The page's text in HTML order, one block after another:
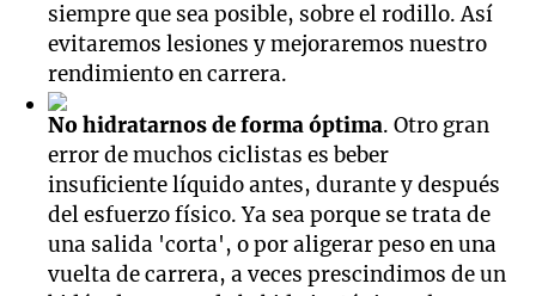
siempre que sea posible, sobre el rodillo. Así
evitaremos lesiones y mejoraremos nuestro
rendimiento en carrera.
No hidratarnos de forma óptima. Otro gran
error de muchos ciclistas es beber
insuficiente líquido antes, durante y después
del esfuerzo físico. Ya sea porque se trata de
una salida 'corta', o por aligerar peso en una
vuelta de carrera, a veces prescindimos de un